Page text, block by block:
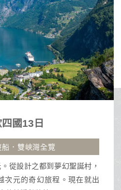
古宇利大橋.那霸市區飯
沖繩擁有蔚藍透明海景與
活動與獨特南國文化的渡假